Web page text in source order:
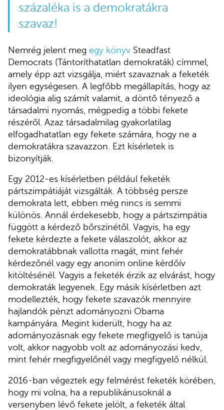
százaléka is a demokratákra
szavaz!
Nemrég jelent meg egy könyv Steadfast
Democrats (Tántoríthatatlan demokraták) címmel,
amely épp azt vizsgálja, miért szavaznak a feketék
ilyen egységesen. A legfőbb megállapítás, hogy az
ideológia alig számít valamit, a döntő tényező a
társadalmi nyomás, mégpedig a többi fekete
részéről. Azaz társadalmilag gyakorlatilag
elfogadhatatlan egy fekete számára, hogy ne a
demokratákra szavazzon. Ezt kísérletek is
bizonyítják.
Egy 2012-es kísérletben például feketék
pártszimpátiáját vizsgálták. A többség persze
demokrata lett, ebben még nincs is semmi
különös. Annál érdekesebb, hogy a pártszimpátia
függött a kérdező bőrszínétől. Vagyis, ha egy
fekete kérdezte a fekete válaszolót, akkor az
demokratábbnak vallotta magát, mint fehér
kérdezőnél vagy egy anonim online kérdőív
kitöltésénél. Vagyis a feketék érzik az elvárást, hogy
demokraták legyenek. Egy másik kísérletben azt
modellezték, hogy fekete szavazók mennyire
hajlandók pénzt adományozni Obama
kampányára. Megint kiderült, hogy ha az
adományozásnak egy fekete megfigyelő is tanúja
volt, akkor nagyobb volt az adományozási kedv,
mint fehér megfigyelőnél vagy megfigyelő nélkül.
2016-ban végeztek egy felmérést feketék körében,
hogy mi volna, ha a republikánusoknál a
versenyben lévő fekete jelölt, a feketék által